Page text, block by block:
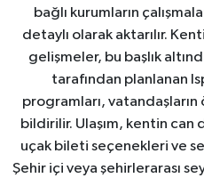
bağlı kurumların
detaylı olarak aktarılır.
gelişmeler, bu başlık
tarafından planlanan
programları, vatandaşların
bildirilir. Ulaşım, kentin can
uçak bileti seçenekleri ve
Şehir içi veya şehirlerarası